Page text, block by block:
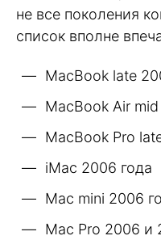
не все поколения
список вполне
MacBook late
MacBook Air
MacBook Pro
iMac 2006 года
Mac mini 2006
Mac Pro 2006 и